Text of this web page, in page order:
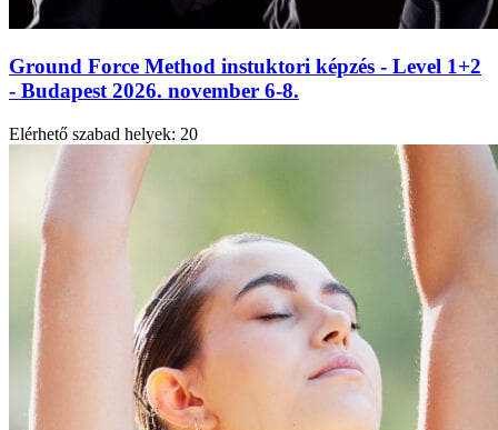
Ground Force Method instuktori képzés - Level 1+2
- Budapest 2026. november 6-8.
Elérhető szabad helyek: 20